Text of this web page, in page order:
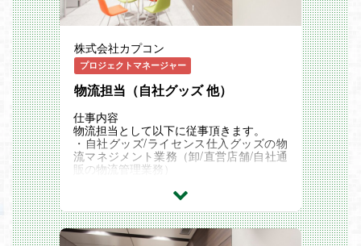
株式会社カプコン
プロジェクトマネージャー
物流担当（自社グッズ 他）
仕事内容
物流担当として以下に従事頂きます。
・自社グッズ/ライセンス仕入グッズの物
流マネジメント業務（卸/直営店舗/自社通
販の物流管理業務）
庫管理、トラブル発生時のリカバリ対応
示対応
・自社グッズ/ライセンス仕入グッズの購